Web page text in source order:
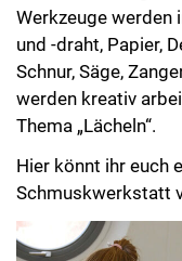
Werkzeuge werden
und -draht, Papier,
Schnur, Säge,
werden kreativ
Thema „Lächeln“.
Hier könnt ihr euch
Schmuskwerkstatt